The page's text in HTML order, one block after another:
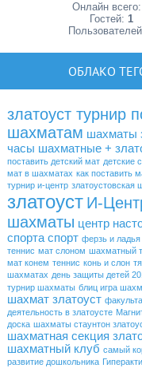
Онлайн
Гостей: 1
ОБЛАКО
златоуст турнир
шахматам шахматы
часы шахматные +
поставить детский мат детские
мат в шахматах как поставить
турнир и-центр златоустовская
златоуст И-
шахматы центр
спорта спорт ферзь и ладья
теннис мат слоном шахматный
мат конем теннис конь и слон
шахматах день защиты детей
турнир шахматы блиц игра
шахмат златоуст
деятельность в златоусте
доска шахматы стаунтон
шахматная секция
шахматный клуб самый
развитие дошкольника